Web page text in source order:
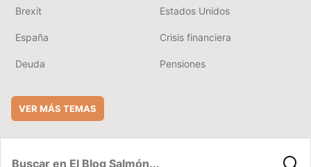
Brexit Estados Unidos
España Crisis financiera
Deuda Pensiones
VER MÁS TEMAS